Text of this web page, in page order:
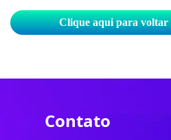
Clique aqui para voltar
Contato